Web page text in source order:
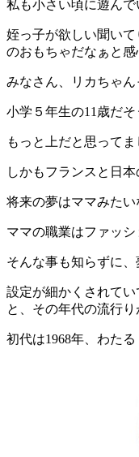
私も小さい頃に遊んで
姪っ子が欲しい聞い
のおもちゃだなぁと感
みなさん、リカちゃ
小学５年生の11歳だそ
もっと上だと思ってま
しかもフランスと日
将来の夢はママみたい
ママの職業はファッシ
そんな事も知らずに
設定が細かくされて
と、その年代の流行
初代は1968年、わた